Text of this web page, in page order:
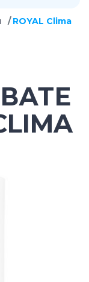
ROYAL Clima